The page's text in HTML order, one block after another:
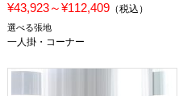
¥43,923～¥112,409（税込）
選べる張地
一人掛・コーナー